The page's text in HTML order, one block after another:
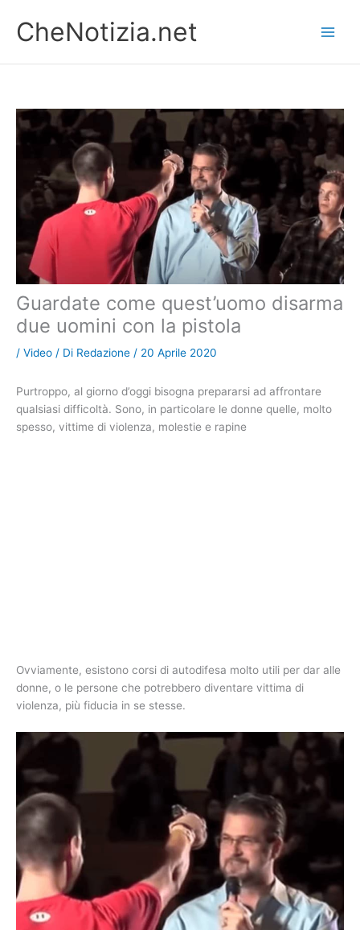
contenuto
CheNotizia.net
Guardate come quest’uomo disarma
due uomini con la pistola
/ Video / Di Redazione / 20 Aprile 2020
Purtroppo, al giorno d’oggi bisogna prepararsi ad affrontare
qualsiasi difficoltà. Sono, in particolare le donne quelle, molto
spesso, vittime di violenza, molestie e rapine
Ovviamente, esistono corsi di autodifesa molto utili per dar alle
donne, o le persone che potrebbero diventare vittima di
violenza, più fiducia in se stesse.